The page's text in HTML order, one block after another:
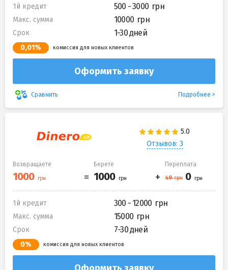
1й кредит 500 - 3000
Макс. сумма 10000
Срок 1-30 дней
0,01% комиссия для новых клиентов
Оформить заявку
Сравнить Подробнее
Отзывов: 3
Возвращаете Берете Переплата
1й кредит 300 - 12000
Макс. сумма 15000
Срок 7-30 дней
0% комиссия для новых клиентов